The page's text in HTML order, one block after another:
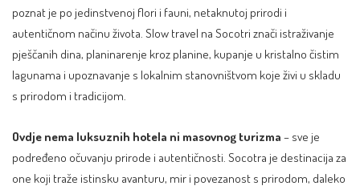
poznat je po jedinstvenoj flori i fauni, netaknutoj prirodi i
autentičnom načinu života. Slow travel na Socotri znači istraživanje
pješčanih dina, planinarenje kroz planine, kupanje u kristalno čistim
lagunama i upoznavanje s lokalnim stanovništvom koje živi u skladu
s prirodom i tradicijom.
Ovdje nema luksuznih hotela ni masovnog turizma – sve je
podređeno očuvanju prirode i autentičnosti. Socotra je destinacija za
one koji traže istinsku avanturu, mir i povezanost s prirodom, daleko